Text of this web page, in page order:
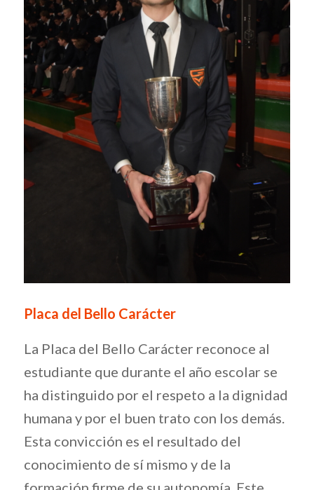
Placa del Bello Carácter
La Placa del Bello Carácter reconoce al
estudiante que durante el año escolar se
ha distinguido por el respeto a la dignidad
humana y por el buen trato con los demás.
Esta convicción es el resultado del
conocimiento de sí mismo y de la